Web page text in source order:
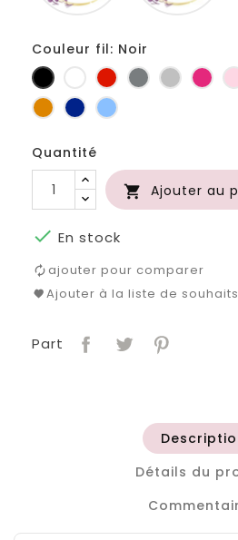
Couleur fil: Noir
Noir BlancRougeGris
foncé
Gris
clair
OrangeMarineBleu
Quantité
 Ajouter au
 En stock
ajouter pour comparer
Ajouter à la liste de souhaits
Part
Détails du